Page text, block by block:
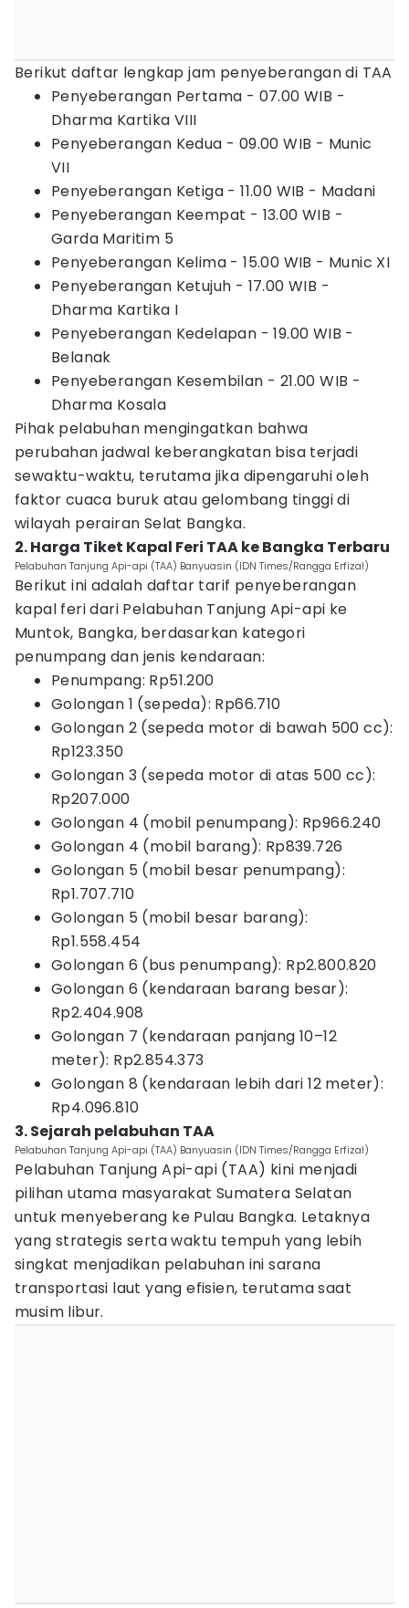
Berikut daftar lengkap jam penyeberangan di TAA
Penyeberangan Pertama - 07.00 WIB -
Dharma Kartika VIII
Penyeberangan Kedua - 09.00 WIB - Munic
VII
Penyeberangan Ketiga - 11.00 WIB - Madani
Penyeberangan Keempat - 13.00 WIB -
Garda Maritim 5
Penyeberangan Kelima - 15.00 WIB - Munic XI
Penyeberangan Ketujuh - 17.00 WIB -
Dharma Kartika I
Penyeberangan Kedelapan - 19.00 WIB -
Belanak
Penyeberangan Kesembilan - 21.00 WIB -
Dharma Kosala
Pihak pelabuhan mengingatkan bahwa
perubahan jadwal keberangkatan bisa terjadi
sewaktu-waktu, terutama jika dipengaruhi oleh
faktor cuaca buruk atau gelombang tinggi di
wilayah perairan Selat Bangka.
2. Harga Tiket Kapal Feri TAA ke Bangka Terbaru
Pelabuhan Tanjung Api-api (TAA) Banyuasin (IDN Times/Rangga Erfizal)
Berikut ini adalah daftar tarif penyeberangan
kapal feri dari Pelabuhan Tanjung Api-api ke
Muntok, Bangka, berdasarkan kategori
penumpang dan jenis kendaraan:
Penumpang: Rp51.200
Golongan 1 (sepeda): Rp66.710
Golongan 2 (sepeda motor di bawah 500 cc):
Rp123.350
Golongan 3 (sepeda motor di atas 500 cc):
Rp207.000
Golongan 4 (mobil penumpang): Rp966.240
Golongan 4 (mobil barang): Rp839.726
Golongan 5 (mobil besar penumpang):
Rp1.707.710
Golongan 5 (mobil besar barang):
Rp1.558.454
Golongan 6 (bus penumpang): Rp2.800.820
Golongan 6 (kendaraan barang besar):
Rp2.404.908
Golongan 7 (kendaraan panjang 10–12
meter): Rp2.854.373
Golongan 8 (kendaraan lebih dari 12 meter):
Rp4.096.810
3. Sejarah pelabuhan TAA
Pelabuhan Tanjung Api-api (TAA) Banyuasin (IDN Times/Rangga Erfizal)
Pelabuhan Tanjung Api-api (TAA) kini menjadi
pilihan utama masyarakat Sumatera Selatan
untuk menyeberang ke Pulau Bangka. Letaknya
yang strategis serta waktu tempuh yang lebih
singkat menjadikan pelabuhan ini sarana
transportasi laut yang efisien, terutama saat
musim libur.